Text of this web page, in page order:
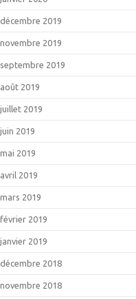
décembre 2019
novembre 2019
septembre 2019
août 2019
juillet 2019
juin 2019
mai 2019
avril 2019
mars 2019
février 2019
janvier 2019
décembre 2018
novembre 2018